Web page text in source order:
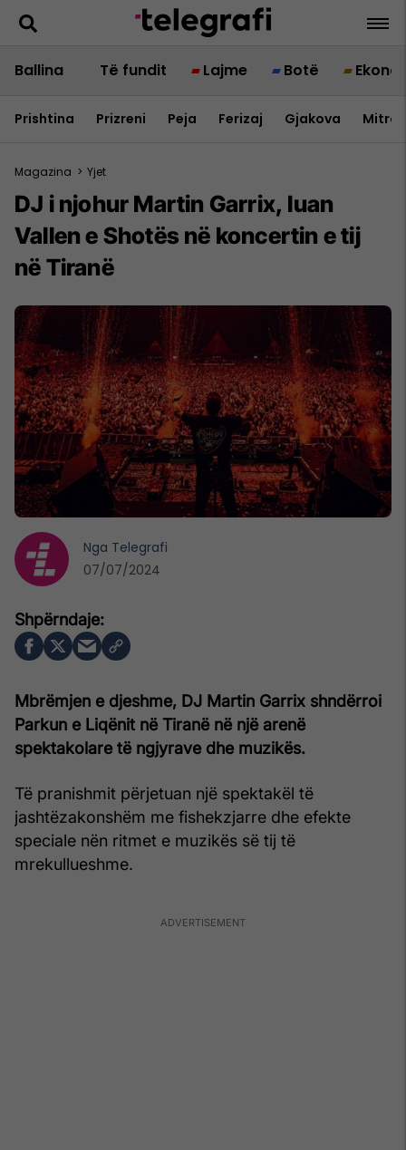
Ballina Të fundit Lajme Botë
Prishtina Prizreni Peja Ferizaj Gjakova
Magazina > Yjet
DJ i njohur Martin Garrix, luan
Vallen e Shotës në koncertin e tij
në Tiranë
Mbrëmjen e djeshme, DJ Martin Garrix shndërroi
Parkun e Liqënit në Tiranë në një arenë
spektakolare të ngjyrave dhe muzikës.
Të pranishmit përjetuan një spektakël të
jashtëzakonshëm me fishekzjarre dhe efekte
speciale nën ritmet e muzikës së tij të
mrekullueshme.
Nga Telegrafi
07/07/2024